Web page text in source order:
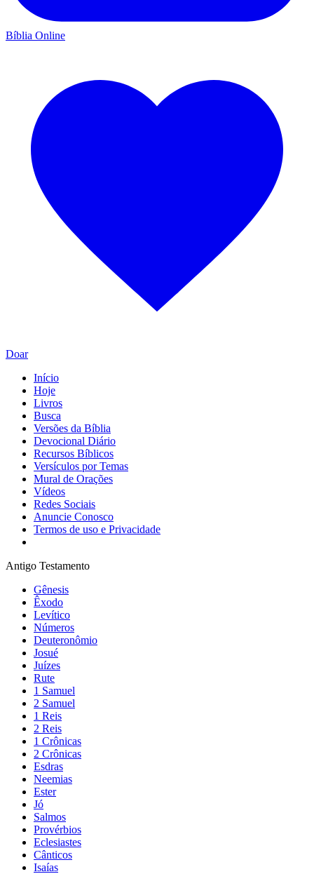
Bíblia Online
Doar
Início
Hoje
Livros
Busca
Versões da Bíblia
Devocional Diário
Recursos Bíblicos
Versículos por Temas
Mural de Orações
Vídeos
Redes Sociais
Anuncie Conosco
Termos de uso e Privacidade
Antigo Testamento
Gênesis
Êxodo
Levítico
Números
Deuteronômio
Josué
Juízes
Rute
1 Samuel
2 Samuel
1 Reis
2 Reis
1 Crônicas
2 Crônicas
Esdras
Neemias
Ester
Jó
Salmos
Provérbios
Eclesiastes
Cânticos
Isaías